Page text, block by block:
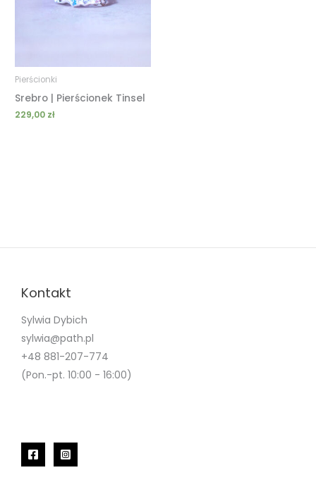
Pierścionki
Srebro | Pierścionek Tinsel
229,00 zł
Kontakt
Sylwia Dybich
sylwia@path.pl
+48 881-207-774
(Pon.-pt. 10:00 - 16:00)